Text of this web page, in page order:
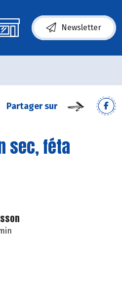
Newsletter
Partager sur
sec, féta